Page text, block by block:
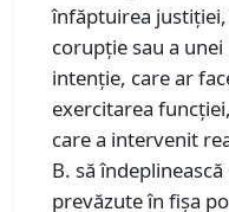
înfăptuirea
corupţie sau a
intenţie, care ar
exercitarea
care a intervenit
B. să
prevăzute în fişa